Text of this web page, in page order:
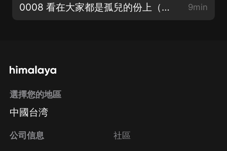
0008 看在大家都是孤兒的份上（二） 9min
選擇您的地區
中國台湾
公司信息 社區